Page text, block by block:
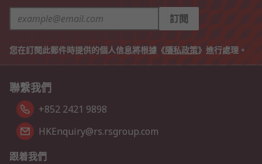
訂閱
您在訂閱此郵件時提供的個人信息將根據《隱私政策》進行處理。
聯繫我們
+852 2421 9898
HKEnquiry@rs.rsgroup.com
跟着我們